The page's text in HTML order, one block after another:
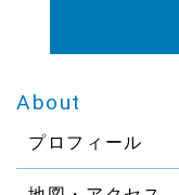
About
プロフィール